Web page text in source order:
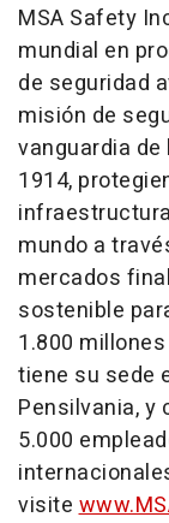
MSA Safety
mundial en
de seguridad
misión de
vanguardia
1914,
mundo a
mercados
sostenible
1.800
tiene su sede
Pensilvania, y
5.000
visite